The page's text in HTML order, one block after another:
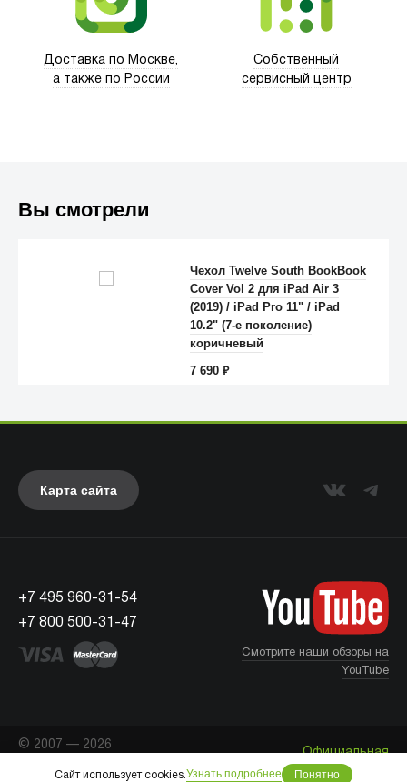
Anker
Доставка по Москве,
а также по России
Собственный
сервисный центр
Вы смотрели
Чехол Twelve South BookBook
Cover Vol 2 для iPad Air 3
(2019) / iPad Pro 11" / iPad
10.2" (7-е поколение)
коричневый
7 690₽
Карта сайта
+7 495 960-31-54
+7 800 500-31-47
Смотрите наши обзоры на
YouTube
© 2007 — 2026
защищены.
Официальная
информация
Сайт использует cookies. Узнать подробнее Понятно